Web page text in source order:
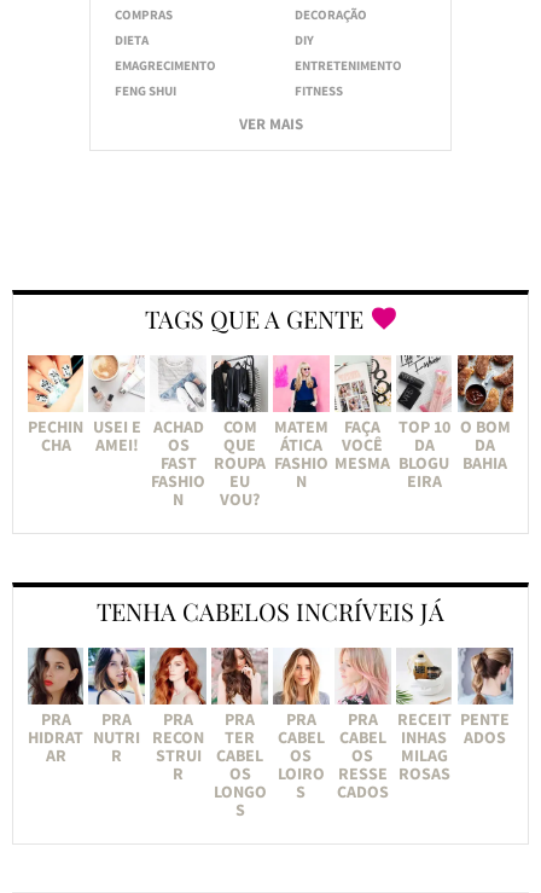
COMPRAS
DECORAÇÃO
DIETA
DIY
EMAGRECIMENTO
ENTRETENIMENTO
FENG SHUI
FITNESS
VER MAIS
TAGS QUE A GENTE
PECHIN
CHA
USEI E
AMEI!
ACHAD
OS
FAST
FASHIO
N
COM
QUE
ROUPA
EU
VOU?
MATEM
ÁTICA
FASHIO
N
FAÇA
VOCÊ
MESMA
TOP 10
DA
BLOGU
EIRA
O BOM
DA
BAHIA
TENHA CABELOS INCRÍVEIS JÁ
PRA
HIDRAT
AR
PRA
NUTRI
R
PRA
RECON
STRUI
R
PRA
TER
CABEL
OS
LONGO
S
PRA
CABEL
OS
LOIRO
S
PRA
CABEL
OS
RESSE
CADOS
RECEIT
INHAS
MILAG
ROSAS
PENTE
ADOS